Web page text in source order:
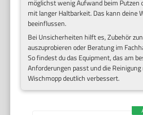
möglichst wenig Aufwand beim Putzen
mit langer Haltbarkeit. Das kann deine
beeinflussen.
Bei Unsicherheiten hilft es, Zubehör
auszuprobieren oder Beratung im
So findest du das Equipment, das am
Anforderungen passt und die
Wischmopp deutlich verbessert.